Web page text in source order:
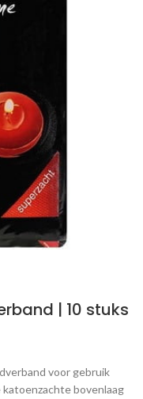
| 10 stuks
voor gebruik
bovenlaag